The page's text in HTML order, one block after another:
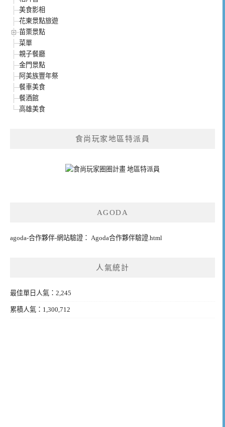
美食影相
花東景點旅遊
苗栗景點
菜單
親子餐廳
金門景點
阿美族豐年祭
餐車美食
餐酒館
高雄美食
食尚玩家地區特派員
AGODA
agoda-合作夥伴-網站驗證： Agoda合作夥伴驗證.html
人氣統計
最佳單日人氣：2,245
累積人氣：1,300,712